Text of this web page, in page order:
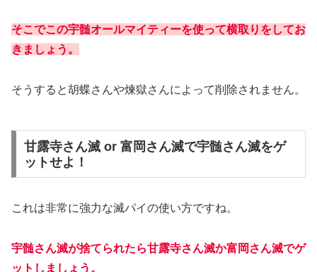
そこでこの宇髄オールマイティーを使って横取りをしてお
きましょう。
そうすると胡蝶さんや煉獄さんによって削除されません。
甘露寺さん滅 or 富岡さん滅で宇髄さん滅をゲ
ットせよ！
これは非常に強力な滅パイの使い方ですね。
宇髄さん滅が捨てられたら甘露寺さん滅か富岡さん滅でゲ
ットしましょう。